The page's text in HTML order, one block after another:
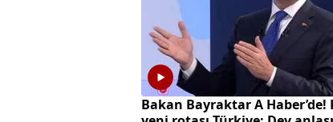
Bakan Bayraktar A